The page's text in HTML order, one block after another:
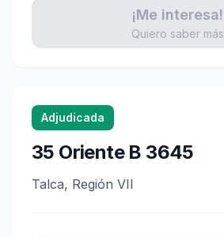
Adjudicada
35 Oriente B 3645
Talca, Región VII
¡Me interesa!
Quiero saber más